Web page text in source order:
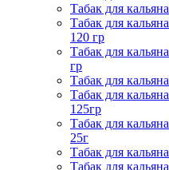
Табак для
Табак для
120 гр
Табак для
гр
Табак для
Табак для
125гр
Табак для
25г
Табак для
Табак для